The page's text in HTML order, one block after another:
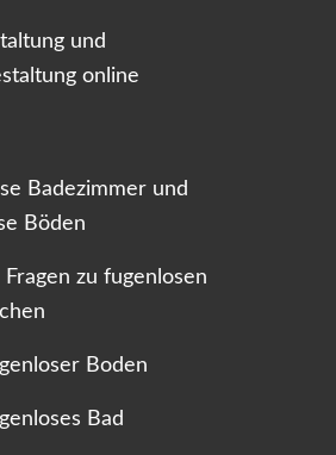
und
online
Badezimmer und
Böden
Fragen zu fugenlosen
Boden
Bad